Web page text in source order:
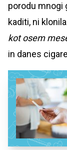
porodu mnogi
kaditi, ni
kot osem
in danes